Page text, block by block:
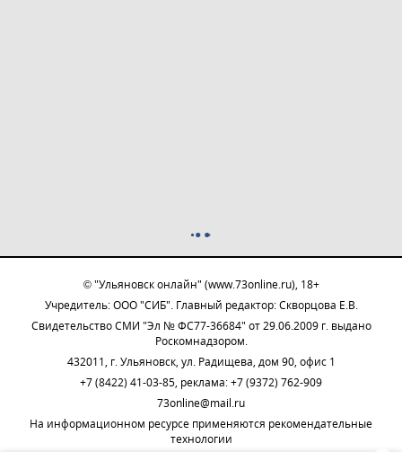
© "Ульяновск онлайн" (www.73online.ru), 18+
Учредитель: ООО "СИБ". Главный редактор: Скворцова Е.В.
Свидетельство СМИ "Эл № ФС77-36684" от 29.06.2009 г. выдано
Роскомнадзором.
432011, г. Ульяновск, ул. Радищева, дом 90, офис 1
+7 (8422) 41-03-85, реклама: +7 (9372) 762-909
73online@mail.ru
На информационном ресурсе применяются рекомендательные
технологии